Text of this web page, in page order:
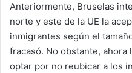
Anteriormente, Bruselas
norte y este de la UE la
inmigrantes según el
fracasó. No obstante,
optar por no reubicar a los